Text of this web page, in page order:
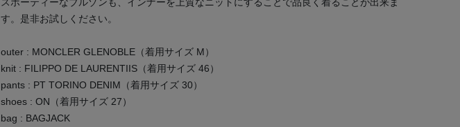
す。是非お試しください。
outer : MONCLER GLENOBLE（着用サイズ M）
knit : FILIPPO DE LAURENTIIS（着用サイズ 46）
pants : PT TORINO DENIM（着用サイズ 30）
shoes : ON（着用サイズ 27）
bag : BAGJACK